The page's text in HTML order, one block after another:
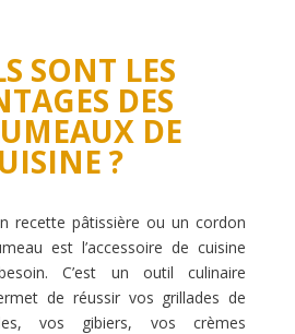
SONT LES
DES
DE
?
recette pâtissière ou un cordon
est l’accessoire de cuisine
C’est un outil culinaire
de réussir vos grillades de
vos gibiers, vos crèmes